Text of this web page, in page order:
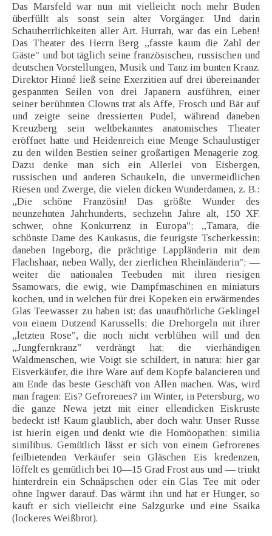
Das Marsfeld war nun mit vielleicht noch mehr Buden
überfüllt als sonst sein alter Vorgänger. Und darin
Schauherrlichkeiten aller Art. Hurrah, war das ein Leben!
Das Theater des Herrn Berg „fasste kaum die Zahl der
Gäste" und bot täglich seine französischen, russischen und
deutschen Vorstellungen, Musik und Tanz im bunten Kranz.
Direktor Hinné ließ seine Exerzitien auf drei übereinander
gespannten Seilen von drei Japanern ausführen, einer
seiner berühmten Clowns trat als Affe, Frosch und Bär auf
und zeigte seine dressierten Pudel, während daneben
Kreuzberg sein weltbekanntes anatomisches Theater
eröffnet hatte und Heidenreich eine Menge Schaulustiger
zu den wilden Bestien seiner großartigen Menagerie zog.
Dazu denke man sich ein Allerlei von Eisbergen,
russischen und anderen Schaukeln, die unvermeidlichen
Riesen und Zwerge, die vielen dicken Wunderdamen, z. B.:
„Die schöne Französin! Das größte Wunder des
neunzehnten Jahrhunderts, sechzehn Jahre alt, 150 XF.
schwer, ohne Konkurrenz in Europa"; „Tamara, die
schönste Dame des Kaukasus, die feurigste Tscherkessin;
daneben Ingeborg, die prächtige Lappländerin mit dem
Flachshaar, neben Wally, der zierlichen Rheinländerin"; —
weiter die nationalen Teebuden mit ihren riesigen
Ssamowars, die ewig, wie Dampfmaschinen en miniaturs
kochen, und in welchen für drei Kopeken ein erwärmendes
Glas Teewasser zu haben ist; das unaufhörliche Geklingel
von einem Dutzend Karussells; die Drehorgeln mit ihrer
„letzten Rose", die noch nicht verblühen will und den
„Jungfernkranz" verdrängt hat; die vierhändigen
Waldmenschen, wie Voigt sie schildert, in natura; hier gar
Eisverkäufer, die ihre Ware auf dem Kopfe balancieren und
am Ende das beste Geschäft von Allen machen. Was, wird
man fragen: Eis? Gefrorenes? im Winter, in Petersburg, wo
die ganze Newa jetzt mit einer ellendicken Eiskruste
bedeckt ist! Kaum glaublich, aber doch wahr. Unser Russe
ist hierin eigen und denkt wie die Homöopathen: similia
similibus. Gemütlich lässt er sich von einem Gefrorenes
feilbietenden Verkäufer sein Gläschen Eis kredenzen,
löffelt es gemütlich bei 10—15 Grad Frost aus und — trinkt
hinterdrein ein Schnäpschen oder ein Glas Tee mit oder
ohne Ingwer darauf. Das wärmt ihn und hat er Hunger, so
kauft er sich vielleicht eine Salzgurke und eine Ssaika
(lockeres Weißbrot).